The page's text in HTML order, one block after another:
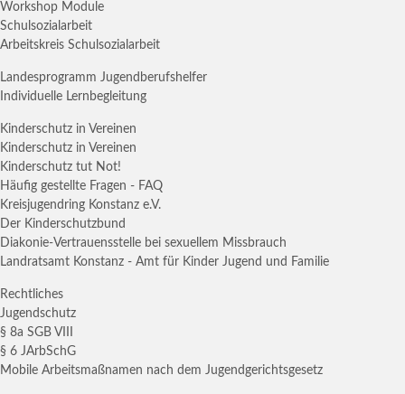
Workshop Module
Schulsozialarbeit
Arbeitskreis Schulsozialarbeit
Landesprogramm Jugendberufshelfer
Individuelle Lernbegleitung
Kinderschutz in Vereinen
Kinderschutz in Vereinen
Kinderschutz tut Not!
Häufig gestellte Fragen - FAQ
Kreisjugendring Konstanz e.V.
Der Kinderschutzbund
Diakonie-Vertrauensstelle bei sexuellem Missbrauch
Landratsamt Konstanz - Amt für Kinder Jugend und Familie
Rechtliches
Jugendschutz
§ 8a SGB VIII
§ 6 JArbSchG
Mobile Arbeitsmaßnamen nach dem Jugendgerichtsgesetz